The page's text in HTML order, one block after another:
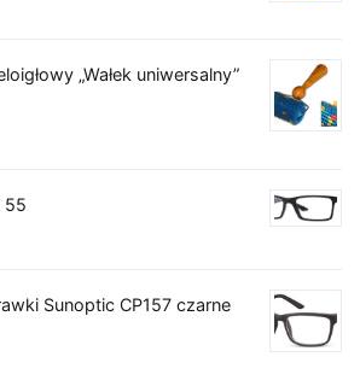
„Wałek uniwersalny”
55
Sunoptic CP157 czarne